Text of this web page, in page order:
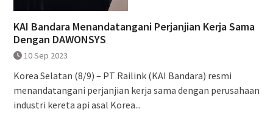
KAI Bandara Menandatangani Perjanjian Kerja Sama
Dengan DAWONSYS
10 Sep 2023
Korea Selatan (8/9) – PT Railink (KAI Bandara) resmi
menandatangani perjanjian kerja sama dengan perusahaan
industri kereta api asal Korea...